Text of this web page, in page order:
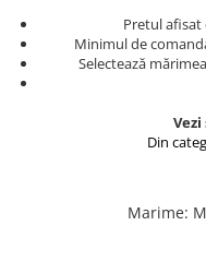
Barcute din carton
Cutii pentru paste din
Sosiere din plastic cu
Pretul afisat
Minimul de
Selectează
Din
Marime: